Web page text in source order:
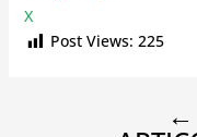
X
Post Views: 225
←